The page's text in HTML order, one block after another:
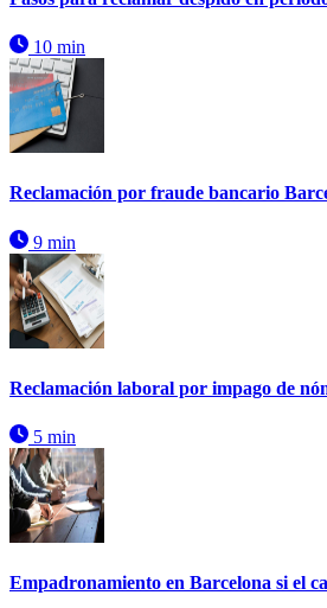
10 min
Reclamación por fraude bancario
9 min
Reclamación laboral por impago de
5 min
Empadronamiento en Barcelona si el